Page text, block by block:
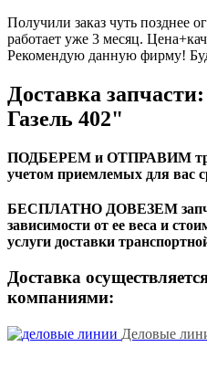
Получили заказ чуть позднее
работает уже 3 месяц.
Рекомендую данную фирму!
Доставка
Газель 402"
ПОДБЕРЕМ и ОТПРАВИМ
учетом приемлемых для вас
БЕСПЛАТНО ДОВЕЗЕМ
зависимости от ее веса и
услуги доставки
Доставка
компаниями:
Деловые